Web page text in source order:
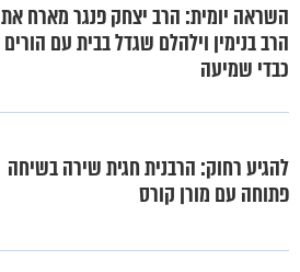
השראה יומית: הרב יצחק פנגר מארח את
הרב בנימין וילהלם שגדל בבית עם הורים
כבדי שמיעה
להגיע רחוק: הרבנית חגית שירה בשיחה
פתוחה עם מורן קורס